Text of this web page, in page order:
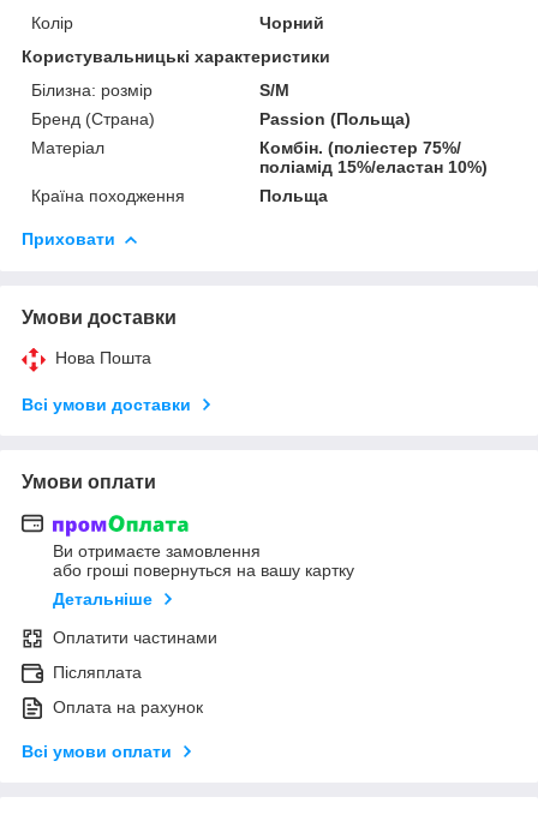
Колір
Чорний
Користувальницькі характеристики
Білизна: розмір
S/M
Бренд (Страна)
Passion (Польща)
Матеріал
Комбін. (поліестер 75%/
поліамід 15%/еластан 10%)
Країна походження
Польща
Приховати
Умови доставки
Нова Пошта
Всі умови доставки
Умови оплати
Ви отримаєте замовлення
або гроші повернуться на вашу картку
Детальніше
Оплатити частинами
Післяплата
Оплата на рахунок
Всі умови оплати